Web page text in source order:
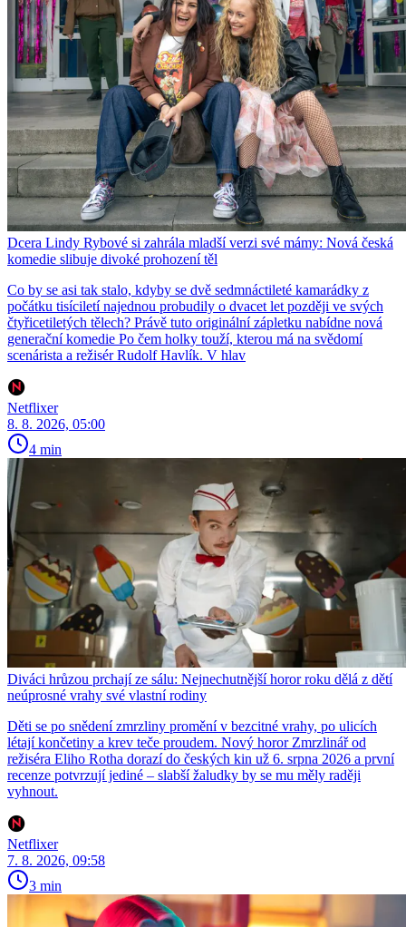
Dcera Lindy Rybové si zahrála mladší verzi své mámy: Nová česká
komedie slibuje divoké prohození těl
Co by se asi tak stalo, kdyby se dvě sedmnáctileté kamarádky z
počátku tisíciletí najednou probudily o dvacet let později ve svých
čtyřicetiletých tělech? Právě tuto originální zápletku nabídne nová
generační komedie Po čem holky touží, kterou má na svědomí
scenárista a režisér Rudolf Havlík. V hlav
Netflixer
8. 8. 2026, 05:00
4 min
Diváci hrůzou prchají ze sálu: Nejnechutnější horor roku dělá z dětí
neúprosné vrahy své vlastní rodiny
Děti se po snědení zmrzliny promění v bezcitné vrahy, po ulicích
létají končetiny a krev teče proudem. Nový horor Zmrzlinář od
režiséra Eliho Rotha dorazí do českých kin už 6. srpna 2026 a první
recenze potvrzují jediné – slabší žaludky by se mu měly raději
vyhnout.
Netflixer
7. 8. 2026, 09:58
3 min